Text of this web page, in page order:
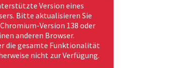
Version eines
Bitte aktualisieren Sie
Version 138 oder
anderen Browser.
die gesamte Funktionalität
nicht zur Verfügung.